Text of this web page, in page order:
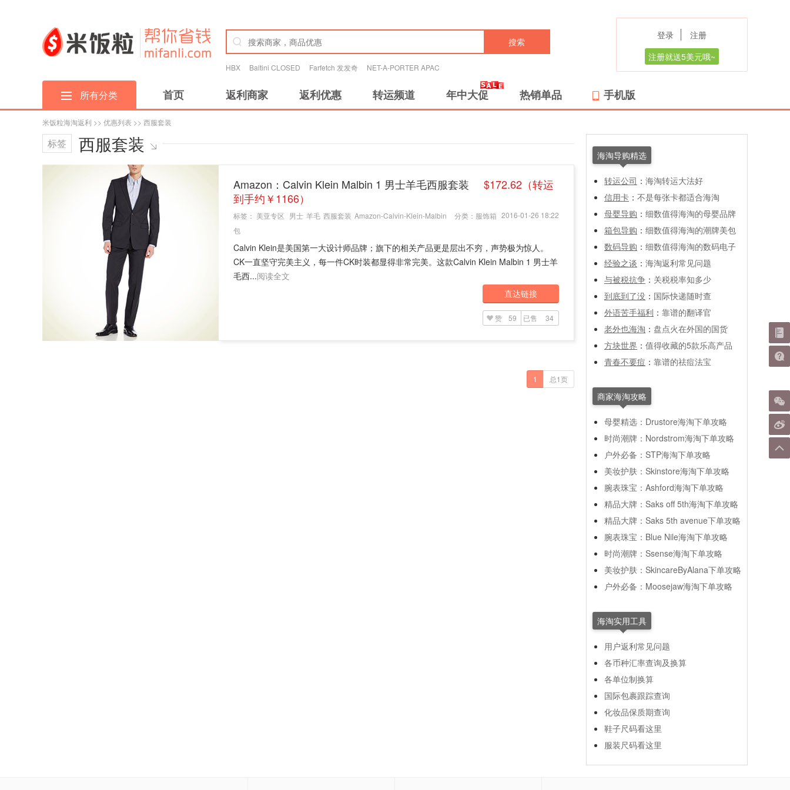
搜索
HBX Baltini CLOSED Farfetch 发发奇 NET-A-PORTER APAC
登录
注册
注册就送5美元哦~
所有分类 首页 返利商家 返利优惠 转运频道 年中大促 热销单品 手机版
米饭粒海淘返利 >> 优惠列表 >> 西服套装
标签 西服套装
Amazon：Calvin Klein Malbin 1 男士羊毛西服套装
$172.62（转运
到手约￥1166）
2016-01-26 18:22
标签： 美亚专区 男士 羊毛 西服套装 Amazon-Calvin-Klein-Malbin 分类： 服饰箱
包
Calvin Klein是美国第一大设计师品牌；旗下的相关产品更是层出不穷，声势极为惊人。
CK一直坚守完美主义，每一件CK时装都显得非常完美。这款Calvin Klein Malbin 1 男士羊
毛西...阅读全文
直达链接
赞 59 已售 34
1 总1页
海淘导购精选
转运公司 ： 海淘转运大法好
信用卡 ： 不是每张卡都适合海淘
母婴导购 ： 细数值得海淘的母婴品牌
箱包导购 ： 细数值得海淘的潮牌美包
数码导购 ： 细数值得海淘的数码电子
经验之谈 ： 海淘返利常见问题
与被税抗争 ： 关税税率知多少
到底到了没 ： 国际快递随时查
外语苦手福利 ： 靠谱的翻译官
老外也海淘 ： 盘点火在外国的国货
方块世界 ： 值得收藏的5款乐高产品
青春不要痘 ： 靠谱的祛痘法宝
商家海淘攻略
母婴精选：Drustore海淘下单攻略
时尚潮牌：Nordstrom海淘下单攻略
户外必备：STP海淘下单攻略
美妆护肤：Skinstore海淘下单攻略
腕表珠宝：Ashford海淘下单攻略
精品大牌：Saks off 5th海淘下单攻略
精品大牌：Saks 5th avenue下单攻略
腕表珠宝：Blue Nile海淘下单攻略
时尚潮牌：Ssense海淘下单攻略
美妆护肤：SkincareByAlana下单攻略
户外必备：Moosejaw海淘下单攻略
海淘实用工具
用户返利常见问题
各币种汇率查询及换算
各单位制换算
国际包裹跟踪查询
化妆品保质期查询
鞋子尺码看这里
服装尺码看这里